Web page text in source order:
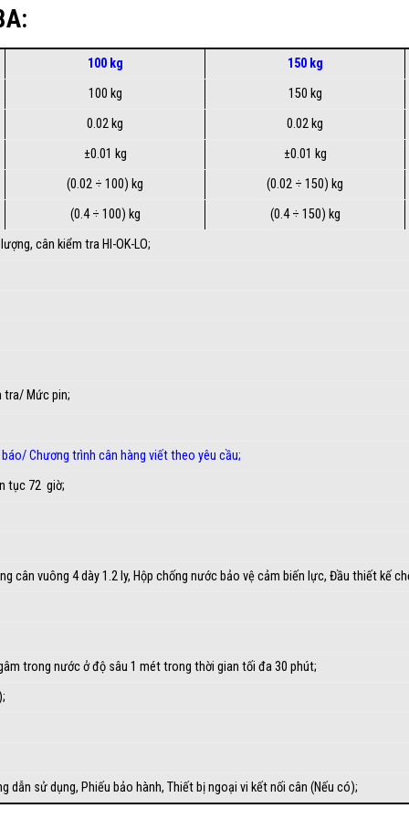
100 kg
150 kg
100 kg
150 kg
0.02 kg
0.02 kg
±0.01 kg
±0.01 kg
(0.02 ÷ 100) kg
(0.02 ÷ 150) kg
(0.4 ÷ 100) kg
(0.4 ÷ 150) kg
cân kiểm tra HI-OK-LO;
tra/ Mức pin;
/Chương trình cân hàng viết theo yêu cầu;
tục 72 giờ;
cân vuông 4 dày 1.2 ly, Hộp chống nước bảo vệ cảm biến lực, Đầu thiết kế
trong nước ở độ sâu 1 mét trong thời gian tối đa 30 phút;
dẫn sử dụng, Phiếu bảo hành, Thiết bị ngoại vi kết nối cân (Nếu có);